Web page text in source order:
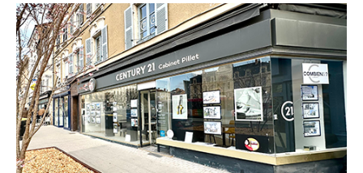
CENTURY 21 Cabinet Pillet
56 rue Jean Jaurès
ROANNE - 42300
Envoyer un message